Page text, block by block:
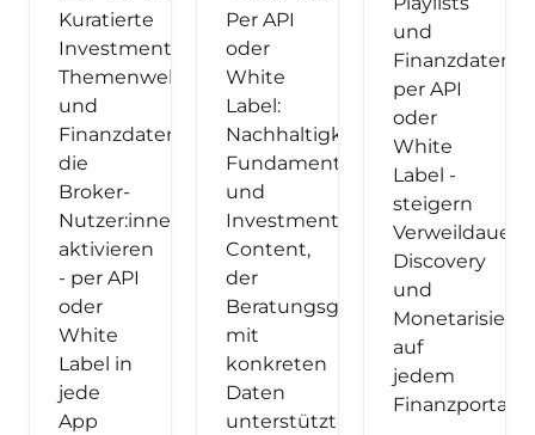
Kuratierte
Investment-
Themenwelten
und
Finanzdaten,
die
Broker-
Nutzer:innen
aktivieren
- per API
oder
White
Label in
jede
App
Per API
oder
White
Label:
Nachhaltigkeitsdaten,
Fundamentaldaten
und
Investment
Content,
der
Beratungsgespräche
mit
konkreten
Daten
unterstützt.
und
Finanzdaten
per API
oder
White
Label -
steigern
Verweildauer,
Discovery
und
auf
jedem
Finanzportal.